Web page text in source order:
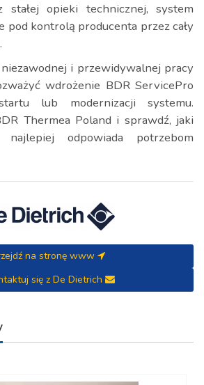
stałej opieki technicznej, system
pod kontrolą producenta przez cały
i przewidywalnej pracy
wdrożenie BDR ServicePro
lub modernizacji systemu.
Thermea Poland i sprawdź, jaki
odpowiada potrzebom
na stronę www
się z De Dietrich